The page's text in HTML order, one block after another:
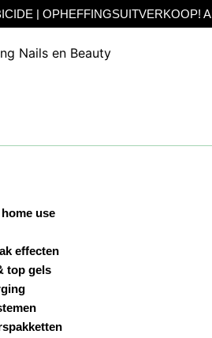
ALLES IN
use
effecten
top gels